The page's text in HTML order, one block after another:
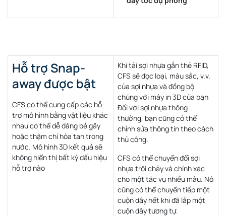
Hỗ trợ Snap-
away được bật
CFS có thể cung cấp các hỗ
trợ mô hình bằng vật liệu khác
nhau có thể dễ dàng bẻ gãy
hoặc thậm chí hòa tan trong
nước. Mô hình 3D kết quả sẽ
không hiển thị bất kỳ dấu hiệu
hỗ trợ nào
Khi tải sợi nhựa gắn thẻ RFID,
CFS sẽ đọc loại, màu sắc, v.v.
của sợi nhựa và đồng bộ
chúng với máy in 3D của bạn
Đối với sợi nhựa thông
thường, bạn cũng có thể
chỉnh sửa thông tin theo cách
thủ công.
CFS có thể chuyển đổi sợi
nhựa trôi chảy và chính xác
cho một tác vụ nhiều màu. Nó
cũng có thể chuyển tiếp một
cuộn dây hết khi đã lắp một
cuộn dây tương tự.